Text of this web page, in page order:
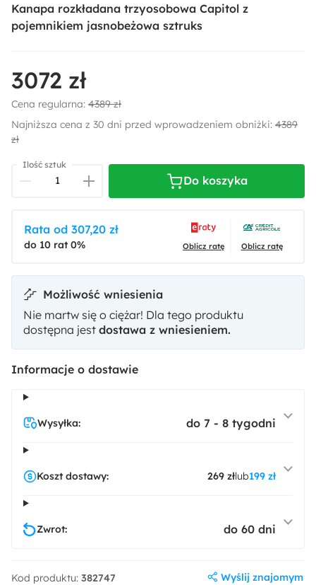
Kanapa rozkładana trzyosobowa Capitol z
pojemnikiem jasnobeżowa sztruks
3072 zł
Cena regularna: 4389 zł
Najniższa cena z 30 dni przed wprowadzeniem obniżki: 4389
zł
Ilość sztuk
Do koszyka
Rata od 307,20 zł
do 10 rat 0% Oblicz ratę Oblicz ratę
Możliwość wniesienia
Nie martw się o ciężar! Dla tego produktu
dostępna jest dostawa z wniesieniem.
Informacje o dostawie
Wysyłka: do 7 - 8 tygodni
Koszt dostawy: 269 złlub199 zł
Zwrot: do 60 dni
Kod produktu: 382747 Wyślij znajomym